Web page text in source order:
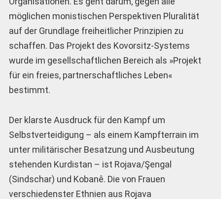
möglichen monistischen Perspektiven Pluralität
auf der Grundlage freiheitlicher Prinzipien zu
schaffen. Das Projekt des Kovorsitz-Systems
wurde im gesellschaftlichen Bereich als »Projekt
für ein freies, partnerschaftliches Leben«
bestimmt.
Der klarste Ausdruck für den Kampf um
Selbstverteidigung – als einem Kampfterrain im
unter militärischer Besatzung und Ausbeutung
stehenden Kurdistan – ist Rojava/Şengal
(Sindschar) und Kobanê. Die von Frauen
verschiedenster Ethnien aus Rojava